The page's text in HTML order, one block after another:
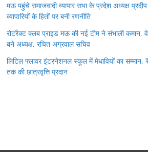
मऊ पहुंचे समाजवादी व्यापार सभा के प्रदेश अध्यक्ष
व्यापारियों के हितों पर बनी रणनीति
रोटरैक्ट क्लब प्राइड मऊ की नई टीम ने संभाली कमान,
बने अध्यक्ष, रचित अग्रवाल सचिव
लिटिल फ्लावर इंटरनेशनल स्कूल में मेधावियों का सम्मान,
तक की छात्रवृत्ति प्रदान